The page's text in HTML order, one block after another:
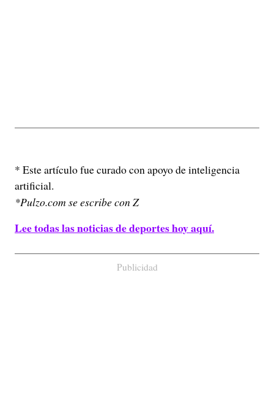
* Este artículo fue curado con apoyo de inteligencia
artificial.
*Pulzo.com se escribe con Z
Lee todas las noticias de deportes hoy aquí.
Publicidad